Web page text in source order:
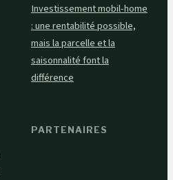
Investissement mobil-home
: une rentabilité possible,
mais la parcelle et la
saisonnalité font la
différence
PARTENAIRES